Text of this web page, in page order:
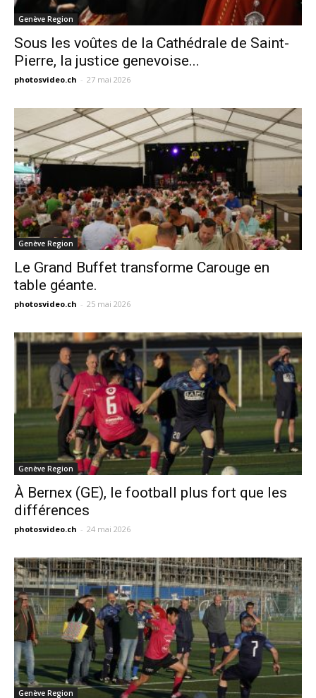
Genève Region
Sous les voûtes de la Cathédrale de Saint-
Pierre, la justice genevoise...
photosvideo.ch - 27 mai 2026
Genève Region
Le Grand Buffet transforme Carouge en
table géante.
photosvideo.ch - 25 mai 2026
Genève Region
À Bernex (GE), le football plus fort que les
différences
photosvideo.ch - 24 mai 2026
Genève Region